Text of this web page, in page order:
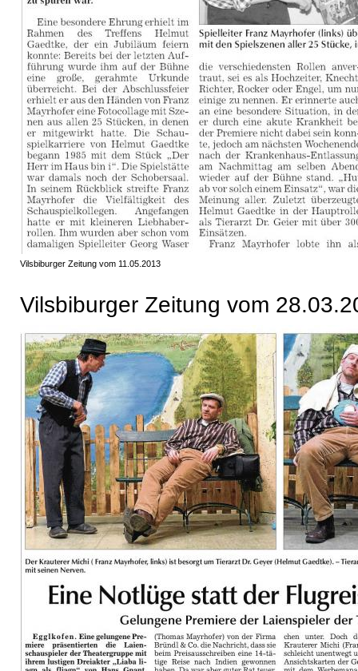
Vilsbiburger Zeitung vom 11.05.2013
Vilsbiburger Zeitung vom